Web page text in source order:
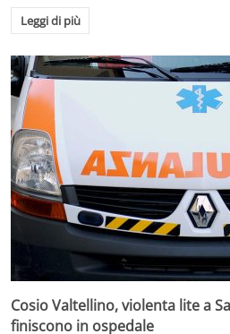
Leggi di più
Cosio Valtellino, violenta lite a
finiscono in ospedale